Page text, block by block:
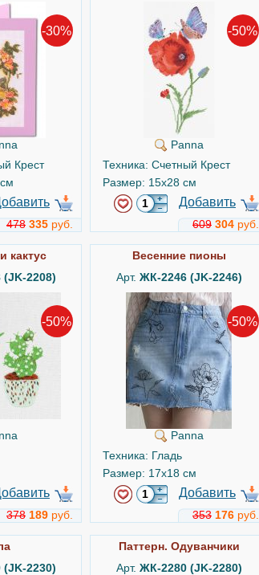
-30%
Крест
478 335 руб.
-50%
Panna
Техника: Счетный Крест
Размер: 15x28 см
Добавить
609 304 руб.
кактус
2208)
-50%
378 189 руб.
Весенние пионы
Арт. ЖК-2246 (JK-2246)
-50%
Panna
Техника: Гладь
Размер: 17x18 см
Добавить
353 176 руб.
2230)
Паттерн. Одуванчики
Арт. ЖК-2280 (JK-2280)